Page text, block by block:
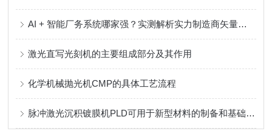
AI + 智能厂务系统哪家强？实测解析实力制造商矢量科学核心优势
激光直写光刻机的主要组成部分及其作用
化学机械抛光机CMP的具体工艺流程
脉冲激光沉积镀膜机PLD可用于新型材料的制备和基础物理研究